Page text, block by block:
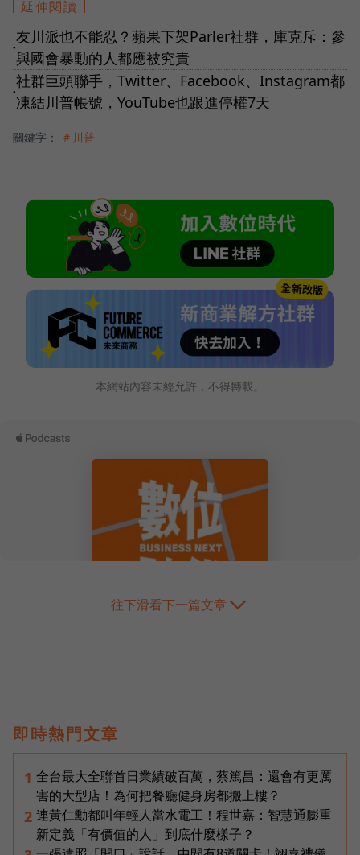
延伸閱讀
●
友川派也不能忍？蘋果下架Parler社群，庫克斥：參
與國會暴動的人都應被究責
●
社群巨頭聯手，Twitter、Facebook、Instagram都
凍結川普帳號，YouTube也跟進停權7天
關鍵字： ＃川普
本網站內容未經允許，不得轉載。
往下滑看下一篇文章
即時熱門文章
1 全台最大全聯首日業績破百萬，蔡篤昌：還會有更厲
害的大型店！為何把餐廳健身房都搬上樓？
2 連黃仁勳都叫年輕人當水電工！程世嘉：智慧通膨重
新定義「有價值的人」到底什麼樣子？